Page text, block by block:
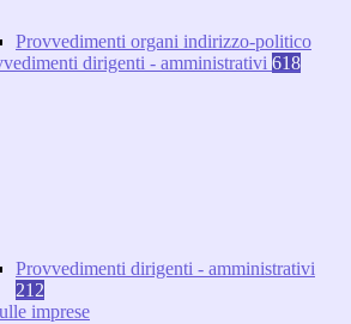
Provvedimenti organi indirizzo-politico
dirigenti - amministrativi 618
Provvedimenti dirigenti - amministrativi
212
imprese